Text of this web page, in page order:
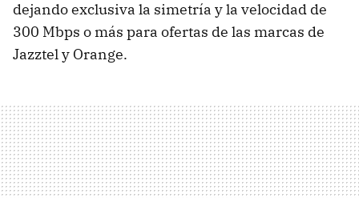
dejando exclusiva la simetría y la velocidad de
300 Mbps o más para ofertas de las marcas de
Jazztel y Orange.